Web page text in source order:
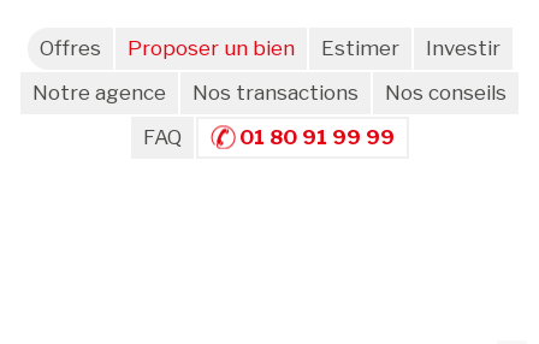
Offres Proposer un bien Estimer
Investir
Notre agence
Nos transactions
Nos conseils
FAQ
01 80 91 99 99